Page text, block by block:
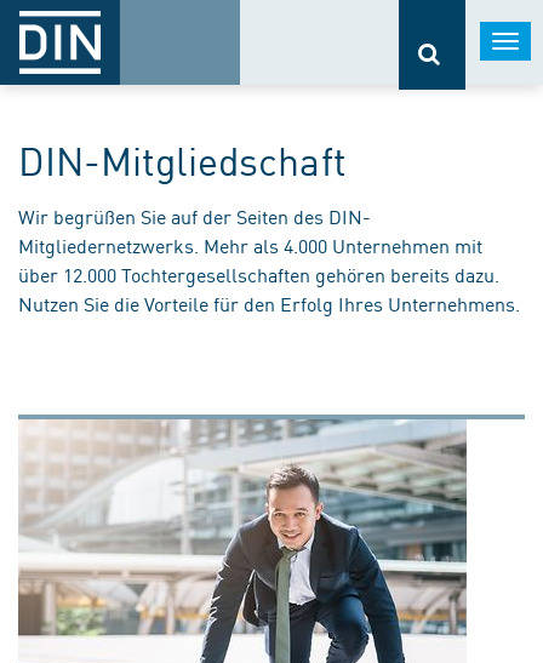
DIN-Mitgliedschaft
Wir begrüßen Sie auf der Seiten des DIN-
Mitgliedernetzwerks. Mehr als 4.000 Unternehmen mit
über 12.000 Tochtergesellschaften gehören bereits dazu.
Nutzen Sie die Vorteile für den Erfolg Ihres Unternehmens.